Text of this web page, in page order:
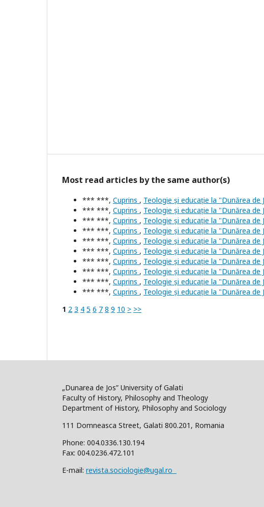
Most read articles by the same author(s)
*** ***, Cuprins , Teologie și educație la "Dunărea de
*** ***, Cuprins , Teologie și educație la "Dunărea de
*** ***, Cuprins , Teologie și educație la "Dunărea de
*** ***, Cuprins , Teologie și educație la "Dunărea de
*** ***, Cuprins , Teologie și educație la "Dunărea de
*** ***, Cuprins , Teologie și educație la "Dunărea de
*** ***, Cuprins , Teologie și educație la "Dunărea de
*** ***, Cuprins , Teologie și educație la "Dunărea de
*** ***, Cuprins , Teologie și educație la "Dunărea de
*** ***, Cuprins , Teologie și educație la "Dunărea de
1 2 3 4 5 6 7 8 9 10 > >>
„Dunarea de Jos” University of Galati
Faculty of History, Philosophy and Theology
Department of History, Philosophy and Sociology
111 Domneasca Street, Galati 800.201, Romania
Phone: 004.0336.130.194
Fax: 004.0236.472.101
E-mail: revista.sociologie@ugal.ro